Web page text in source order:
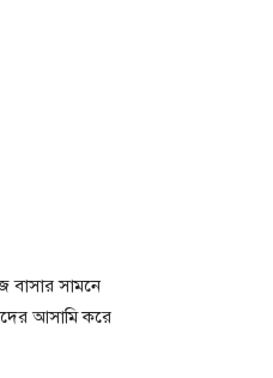
সামনে
আসামি করে